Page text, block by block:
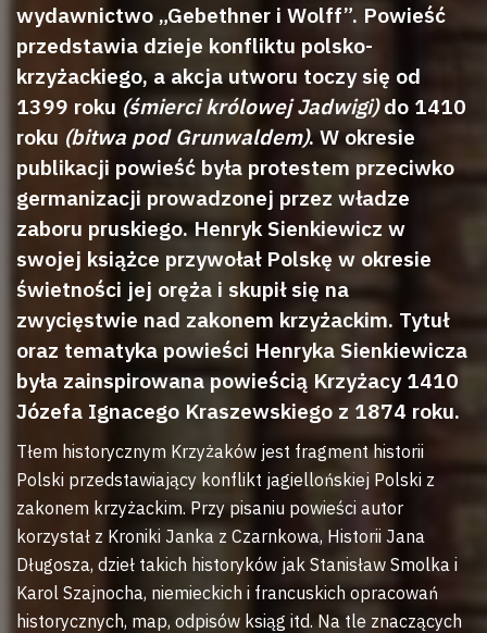
wydawnictwo „Gebethner i Wolff”. Powieść
przedstawia dzieje konfliktu polsko-
krzyżackiego, a akcja utworu toczy się od
1399 roku (śmierci królowej Jadwigi)do 1410
roku (bitwa pod Grunwaldem). W okresie
publikacji powieść była protestem przeciwko
germanizacji prowadzonej przez władze
zaboru pruskiego. Henryk Sienkiewicz w
swojej książce przywołał Polskę w okresie
świetności jej oręża i skupił się na
zwycięstwie nad zakonem krzyżackim. Tytuł
oraz tematyka powieści Henryka Sienkiewicza
była zainspirowana powieścią Krzyżacy 1410
Józefa Ignacego Kraszewskiego z 1874 roku.
Tłem historycznym Krzyżaków jest fragment historii
Polski przedstawiający konflikt jagiellońskiej Polski z
zakonem krzyżackim. Przy pisaniu powieści autor
korzystał z Kroniki Janka z Czarnkowa, Historii Jana
Długosza, dzieł takich historyków jak Stanisław Smolka i
Karol Szajnocha, niemieckich i francuskich opracowań
historycznych, map, odpisów ksiąg itd. Na tle znaczących